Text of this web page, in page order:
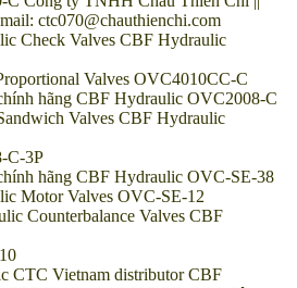
ctc070@chauthienchi.com
Check Valves CBF Hydraulic
Valves OVC4010CC-C
hãng CBF Hydraulic OVC2008-C
Valves CBF Hydraulic
C-3P
hãng CBF Hydraulic OVC-SE-38
Motor Valves OVC-SE-12
Counterbalance Valves CBF
CTC Vietnam distributor CBF